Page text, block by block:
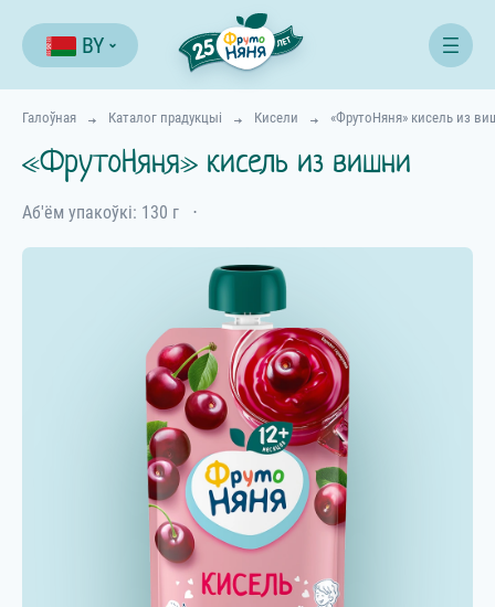
BY
Галоўная Каталог прадукцыі Кисели «ФрутоНяня» кисель из
«ФрутоНяня» кисель из вишни
Аб'ём упакоўкі: 130 г ⋅